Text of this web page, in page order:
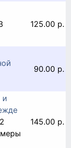
125.00 р.
90.00 р.
и
145.00 р.